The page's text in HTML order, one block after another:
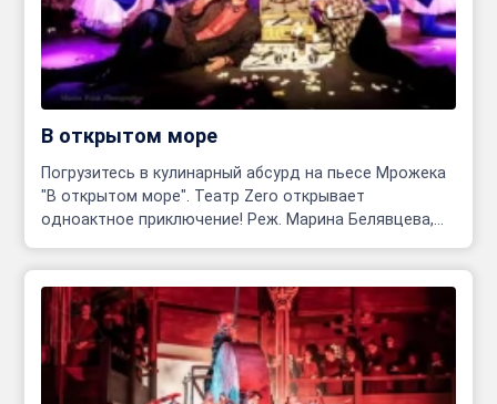
В открытом море
Погрузитесь в кулинарный абсурд на пьесе Мрожека
"В открытом море". Театр Zero открывает
одноактное приключение! Реж. Марина Белявцева,